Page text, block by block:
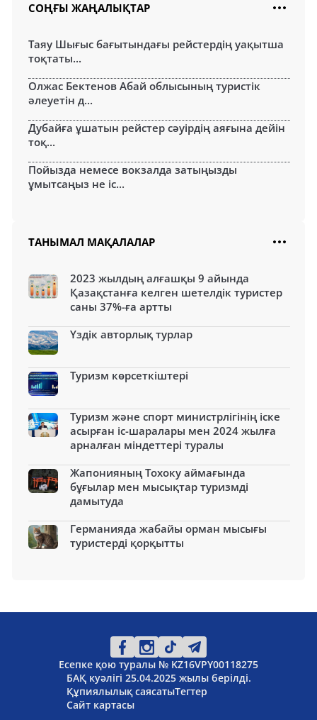
СОҢҒЫ ЖАҢАЛЫҚТАР
Таяу Шығыс бағытындағы рейстердің уақытша
тоқтаты...
Олжас Бектенов Абай облысының туристік
әлеуетін д...
Дубайға ұшатын рейстер сәуірдің аяғына дейін
тоқ...
Пойызда немесе вокзалда затыңызды
ұмытсаңыз не іс...
ТАНЫМАЛ МАҚАЛАЛАР
2023 жылдың алғашқы 9 айында
Қазақстанға келген шетелдік туристер
саны 37%-ға артты
Үздік авторлық турлар
Туризм көрсеткіштері
Туризм және спорт министрлігінің іске
асырған іс-шаралары мен 2024 жылға
арналған міндеттері туралы
Жапонияның Тохоку аймағында
бұғылар мен мысықтар туризмді
дамытуда
Германияда жабайы орман мысығы
туристерді қорқытты
Есепке қою туралы № KZ16VPY00118275
БАҚ куәлігі 25.04.2025 жылы берілді.
Құпиялылық саясатыТегтер
Сайт картасы